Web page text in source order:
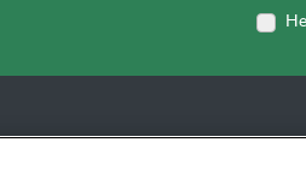
Sobre Forletter